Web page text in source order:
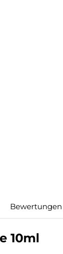
Bewertungen
10ml